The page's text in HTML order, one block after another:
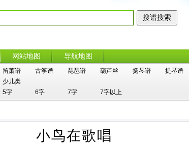
网站地图 导航地图
笛萧谱 古筝谱 琵琶谱 葫芦丝 扬琴谱 提琴谱
少儿类
5字 6字 7字 7字以上
小鸟在歌唱